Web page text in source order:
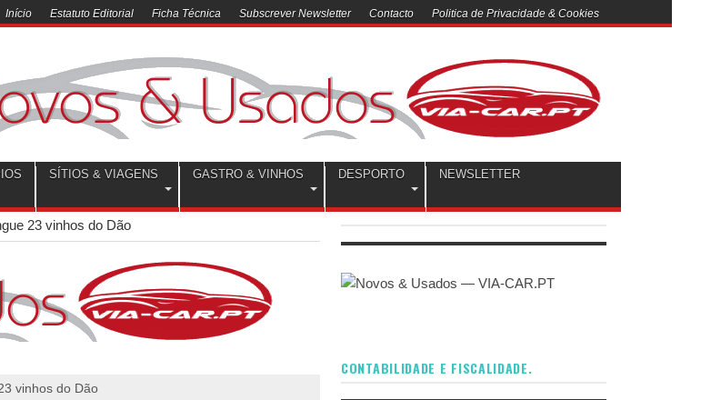
Início Estatuto Editorial Ficha Técnica Subscrever Newsletter Contacto Politica de Privacidade & Cookies
SÍTIOS & VIAGENS GASTRO & VINHOS DESPORTO NEWSLETTER
23 vinhos do Dão
vinhos do Dão
CONTABILIDADE E FISCALIDADE.